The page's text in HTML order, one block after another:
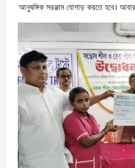
আনুষঙ্গিক সরঞ্জাম যোগাড় করতে হবে।